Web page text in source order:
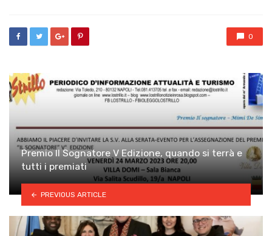
0
Premio Il Sognatore V Edizione, quando si terrà e
tutti i premiati
PREVIOUS ARTICLE